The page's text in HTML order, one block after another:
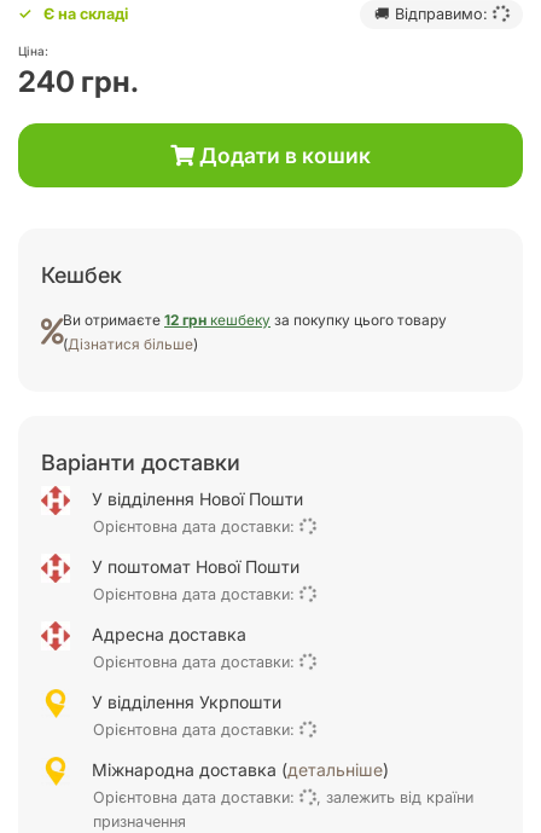
Є на складі 🚚 Відправимо:
Ціна:
240 грн.
Додати в кошик
Кешбек
Ви отримаєте 12 грн кешбеку за покупку цього товару
(Дізнатися більше)
Варіанти доставки
У відділення Нової Пошти
Орієнтовна дата доставки:
У поштомат Нової Пошти
Орієнтовна дата доставки:
Адресна доставка
Орієнтовна дата доставки:
У відділення Укрпошти
Орієнтовна дата доставки:
Міжнародна доставка (детальніше)
Орієнтовна дата доставки:
, залежить від країни
призначення